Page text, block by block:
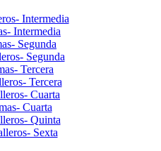
Intermedia
Intermedia
Segunda
Segunda
Tercera
Tercera
Cuarta
Cuarta
Quinta
Sexta